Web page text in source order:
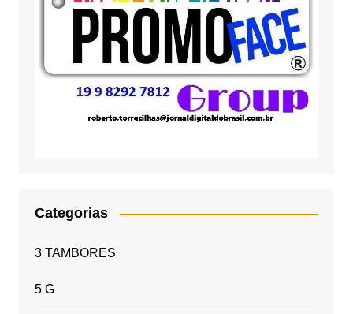
Categorias
3 TAMBORES
5 G